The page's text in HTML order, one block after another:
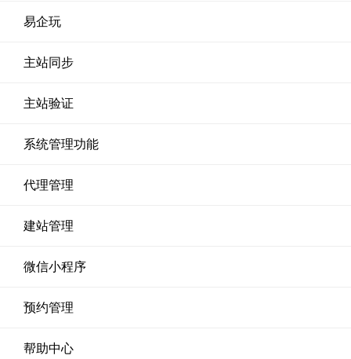
易企玩
主站同步
主站验证
系统管理功能
代理管理
建站管理
微信小程序
预约管理
帮助中心